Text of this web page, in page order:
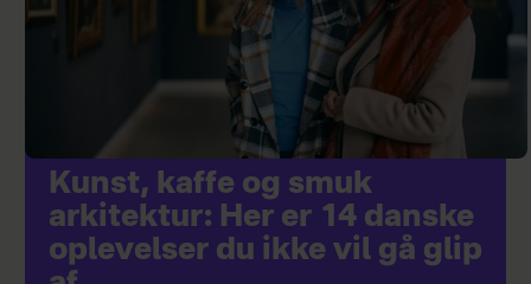
Kunst, kaffe og smuk
arkitektur: Her er 14 danske
oplevelser du ikke vil gå glip